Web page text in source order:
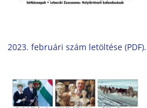
2023. februári szám letöltése (PDF).